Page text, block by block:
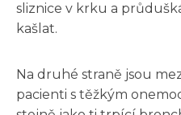
sliznice v krku a
kašlat.
Na druhé straně jsou
pacienti s těžkým